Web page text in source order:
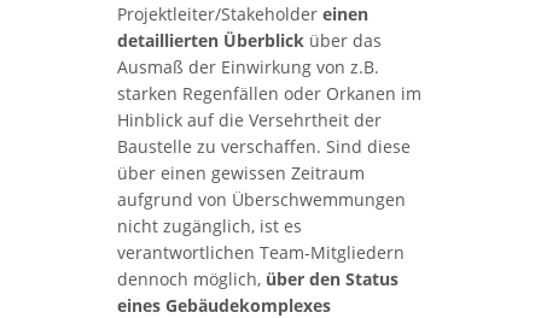
Projektleiter/Stakeholder einen
detaillierten Überblicküber das
Ausmaß der Einwirkung von z.B.
starken Regenfällen oder Orkanen im
Hinblick auf die Versehrtheit der
Baustelle zu verschaffen. Sind diese
über einen gewissen Zeitraum
aufgrund von Überschwemmungen
nicht zugänglich, ist es
verantwortlichen Team-Mitgliedern
dennoch möglich,über den Status
eines Gebäudekomplexes